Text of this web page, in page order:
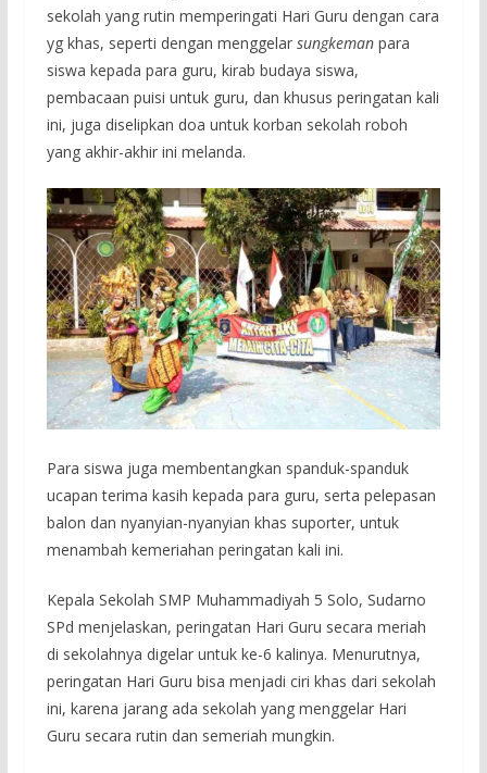
sekolah yang rutin memperingati Hari Guru dengan cara
yg khas, seperti dengan menggelar sungkemanpara
siswa kepada para guru, kirab budaya siswa,
pembacaan puisi untuk guru, dan khusus peringatan kali
ini, juga diselipkan doa untuk korban sekolah roboh
yang akhir-akhir ini melanda.
Para siswa juga membentangkan spanduk-spanduk
ucapan terima kasih kepada para guru, serta pelepasan
balon dan nyanyian-nyanyian khas suporter, untuk
menambah kemeriahan peringatan kali ini.
Kepala Sekolah SMP Muhammadiyah 5 Solo, Sudarno
SPd menjelaskan, peringatan Hari Guru secara meriah
di sekolahnya digelar untuk ke-6 kalinya. Menurutnya,
peringatan Hari Guru bisa menjadi ciri khas dari sekolah
ini, karena jarang ada sekolah yang menggelar Hari
Guru secara rutin dan semeriah mungkin.